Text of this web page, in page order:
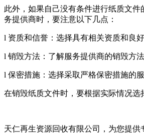
此外，如果自己没有条件进行纸质文
务提供商时，要注意以下几点：
l 资质和信誉：选择具有相关资质和良
l 销毁方法：了解服务提供商的销毁方
l 保密措施：选择采取严格保密措施的
在销毁纸质文件时，要根据实际情况
天仁再生资源回收有限公司，为您提供